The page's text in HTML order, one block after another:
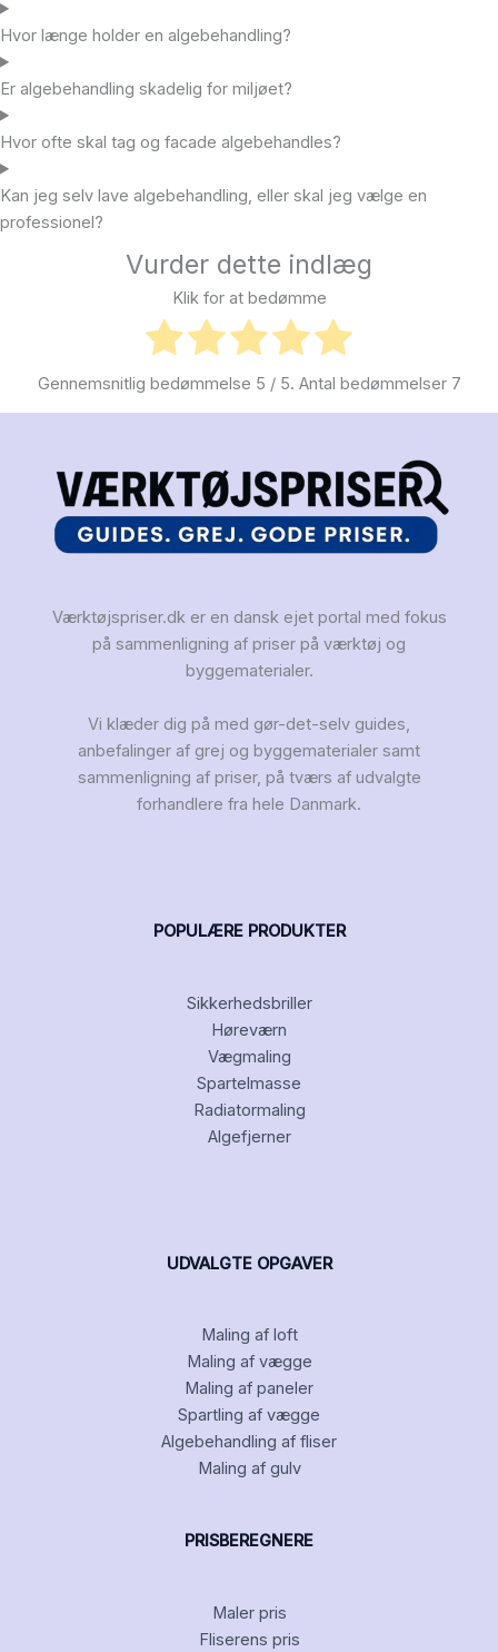
Hvor længe holder en algebehandling?
Er algebehandling skadelig for miljøet?
Hvor ofte skal tag og facade algebehandles?
Kan jeg selv lave algebehandling, eller skal jeg vælge en
professionel?
Vurder dette indlæg
Klik for at bedømme
Gennemsnitlig bedømmelse 5 / 5. Antal bedømmelser 7
Værktøjspriser.dk er en dansk ejet portal med fokus
på sammenligning af priser på værktøj og
byggematerialer.
Vi klæder dig på med gør-det-selv guides,
anbefalinger af grej og byggematerialer samt
sammenligning af priser, på tværs af udvalgte
forhandlere fra hele Danmark.
POPULÆRE PRODUKTER
Sikkerhedsbriller
Høreværn
Vægmaling
Spartelmasse
Radiatormaling
Algefjerner
UDVALGTE OPGAVER
Maling af loft
Maling af vægge
Maling af paneler
Spartling af vægge
Algebehandling af fliser
Maling af gulv
PRISBEREGNERE
Maler pris
Fliserens pris